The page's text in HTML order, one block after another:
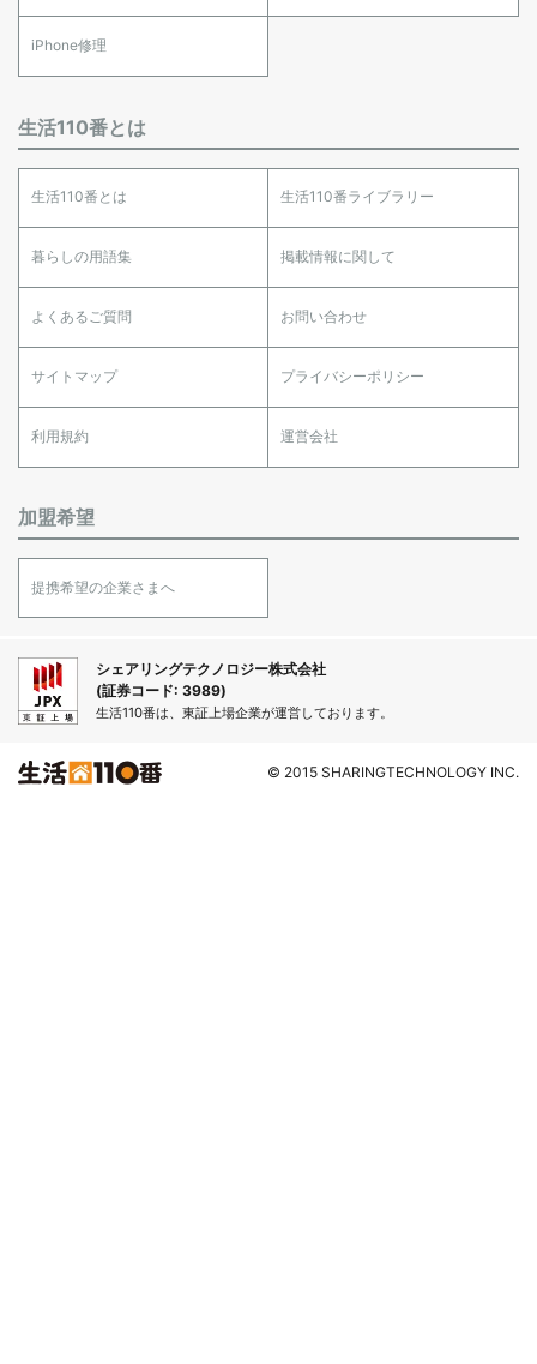
iPhone修理
生活110番とは
生活110番とは 生活110番ライブラリー
暮らしの用語集 掲載情報に関して
よくあるご質問 お問い合わせ
サイトマップ プライバシーポリシー
利用規約 運営会社
加盟希望
提携希望の企業さまへ
シェアリングテクノロジー株式会社
(証券コード: 3989)
生活110番は、東証上場企業が運営しております。
© 2015 SHARINGTECHNOLOGY INC.